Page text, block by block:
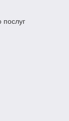
послуг